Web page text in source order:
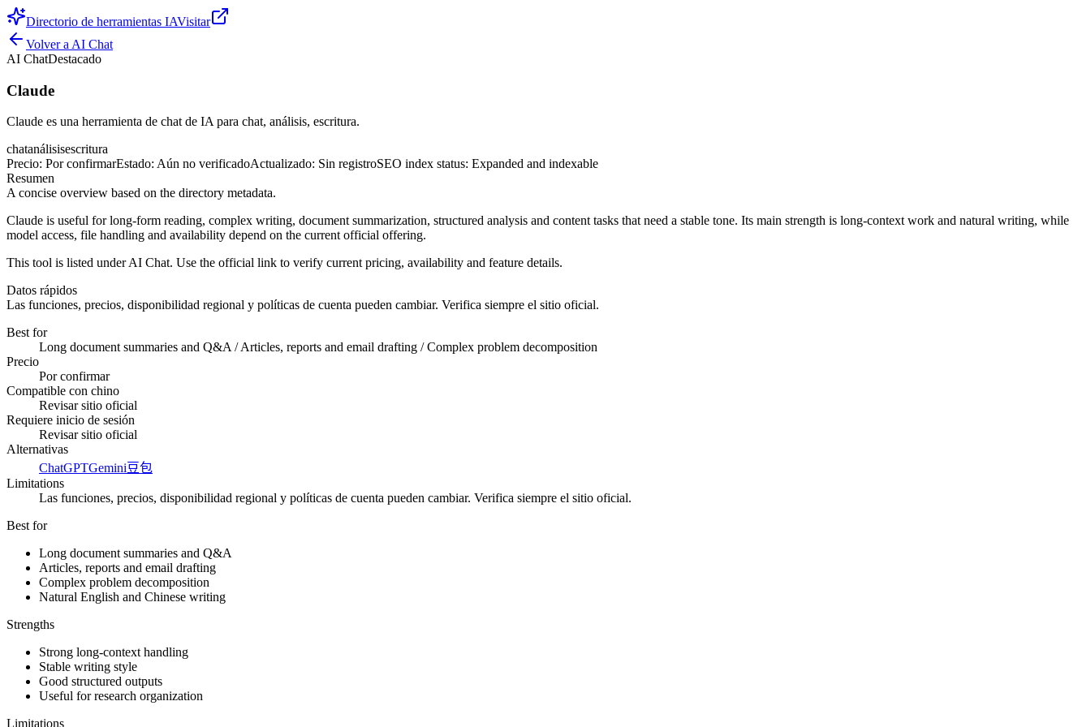
Directorio de herramientas IAVisitar
Volver a AI Chat
AI ChatDestacado
Claude
Claude es una herramienta de chat de IA para chat, análisis, escritura.
chatanálisisescritura
Precio: Por confirmarEstado: Aún no verificadoActualizado: Sin registroSEO index status: Expanded and indexable
Resumen
A concise overview based on the directory metadata.
Claude is useful for long-form reading, complex writing, document summarization, structured analysis and content tasks that need a stable tone. Its main strength is long-context work and natural writing, while
model access, file handling and availability depend on the current official offering.
This tool is listed under AI Chat. Use the official link to verify current pricing, availability and feature details.
Datos rápidos
Las funciones, precios, disponibilidad regional y políticas de cuenta pueden cambiar. Verifica siempre el sitio oficial.
Best for
Long document summaries and Q&A / Articles, reports and email drafting / Complex problem decomposition
Precio
Por confirmar
Compatible con chino
Revisar sitio oficial
Requiere inicio de sesión
Revisar sitio oficial
Alternativas
ChatGPTGemini豆包
Limitations
Las funciones, precios, disponibilidad regional y políticas de cuenta pueden cambiar. Verifica siempre el sitio oficial.
Best for
Long document summaries and Q&A
Articles, reports and email drafting
Complex problem decomposition
Natural English and Chinese writing
Strengths
Strong long-context handling
Stable writing style
Good structured outputs
Useful for research organization
Limitations